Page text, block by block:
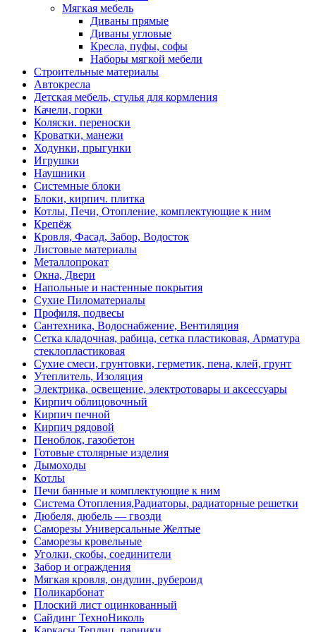
Мягкая мебель
Диваны прямые
Диваны угловые
Кресла, пуфы, софы
Наборы мягкой мебели
Строительные материалы
Автокресла
Детская мебель, стулья для кормления
Качели, горки
Коляски. переноски
Кроватки, манежи
Ходунки, прыгунки
Игрушки
Наушники
Системные блоки
Блоки, кирпич. плитка
Котлы, Печи, Отопление, комплектующие к ним
Крепёж
Кровля, Фасад, Забор, Водосток
Листовые материалы
Металлопрокат
Окна, Двери
Напольные и настенные покрытия
Сухие Пиломатериалы
Профиля, подвесы
Сантехника, Водоснабжение, Вентиляция
Сетка кладочная, рабица, сетка пластиковая, Арматура
стеклопластиковая
Сухие смеси, грунтовки, герметик, пена, клей, грунт
Утеплитель, Изоляция
Электрика, освещение, электротовары и аксессуары
Кирпич облицовочный
Кирпич печной
Кирпич рядовой
Пеноблок, газобетон
Готовые столярные изделия
Дымоходы
Котлы
Печи банные и комплектующие к ним
Система Отопления,Радиаторы, радиаторные решетки
Дюбеля, дюбель — гвозди
Саморезы Универсальные Желтые
Саморезы кровельные
Уголки, скобы, соединители
Забор и ограждения
Мягкая кровля, ондулин, рубероид
Поликарбонат
Плоский лист оцинкованный
Сайдинг ТехноНиколь